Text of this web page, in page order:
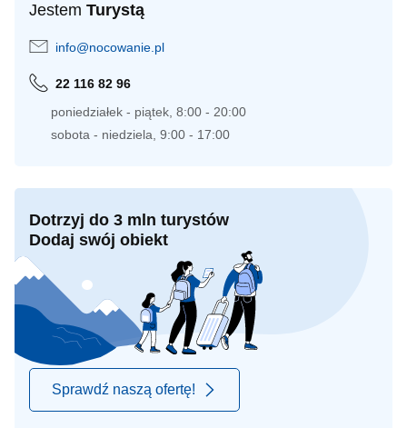
Jestem Turystą
info@nocowanie.pl
22 116 82 96
poniedziałek - piątek, 8:00 - 20:00
sobota - niedziela, 9:00 - 17:00
Dotrzyj do 3 mln turystów
Dodaj swój obiekt
Sprawdź naszą ofertę!